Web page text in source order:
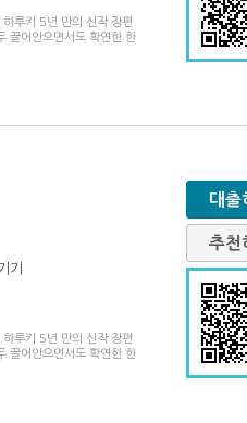
루키 5년 만의 신작 장편
끌어안으면서도 확연한 한
기
루키 5년 만의 신작 장편
끌어안으면서도 확연한 한
대출
추천